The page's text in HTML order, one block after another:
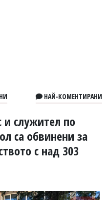
НАЙ-КОМЕНТИРАНИ
служител по
са обвинени за
с над 303